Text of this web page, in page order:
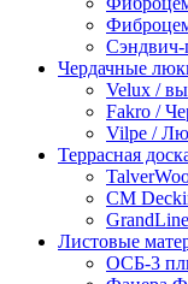
Сэндвич-
Чердачные
Velux /
Fakro /
Vilpe /
Террасная
CM
GrandLine
Листовые
ОСБ-3